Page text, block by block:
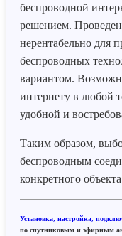
беспроводной
решением.
нерентабельно для
беспроводных
вариантом.
интернету в любой
удобной и
Таким образом,
беспроводным
конкретного
Установка, настройка,
по спутниковым и эфирным